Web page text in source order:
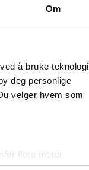
Om
å bruke teknologi
deg personlige
velger hvem som
flere meter